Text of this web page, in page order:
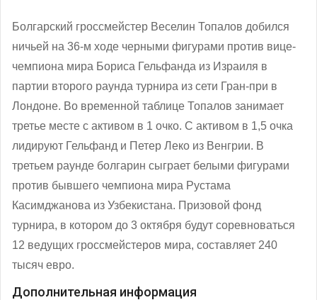
Болгарский гроссмейстер Веселин Топалов добился
ничьей на 36-м ходе черными фигурами против вице-
чемпиона мира Бориса Гельфанда из Израиля в
партии второго раунда турнира из сети Гран-при в
Лондоне. Во временной таблице Топалов занимает
третье месте с активом в 1 очко. С активом в 1,5 очка
лидируют Гельфанд и Петер Леко из Венгрии. В
третьем раунде болгарин сыграет белыми фигурами
против бывшего чемпиона мира Рустама
Касимджанова из Узбекистана. Призовой фонд
турнира, в котором до 3 октября будут соревноваться
12 ведущих гроссмейстеров мира, составляет 240
тысяч евро.
Дополнительная информация